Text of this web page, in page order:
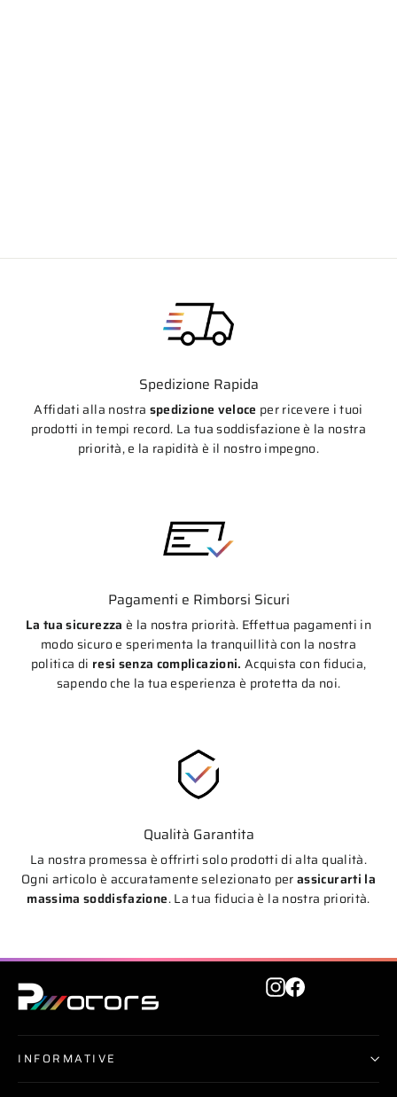
Spedizione Rapida
Affidati alla nostra spedizione veloce per ricevere i tuoi
prodotti in tempi record. La tua soddisfazione è la nostra
priorità, e la rapidità è il nostro impegno.
Pagamenti e Rimborsi Sicuri
La tua sicurezza è la nostra priorità. Effettua pagamenti in
modo sicuro e sperimenta la tranquillità con la nostra
politica di resi senza complicazioni. Acquista con fiducia,
sapendo che la tua esperienza è protetta da noi.
Qualità Garantita
La nostra promessa è offrirti solo prodotti di alta qualità.
Ogni articolo è accuratamente selezionato perassicurarti la
massima soddisfazione. La tua fiducia è la nostra priorità.
Instagram
Facebook
INFORMATIVE